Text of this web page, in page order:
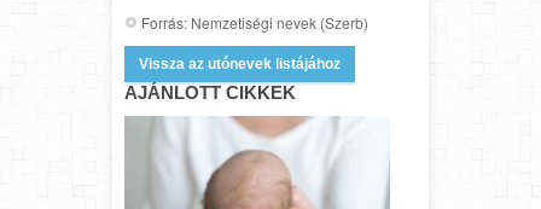
Forrás: Nemzetiségi nevek (Szerb)
Vissza az utónevek listájához
AJÁNLOTT CIKKEK